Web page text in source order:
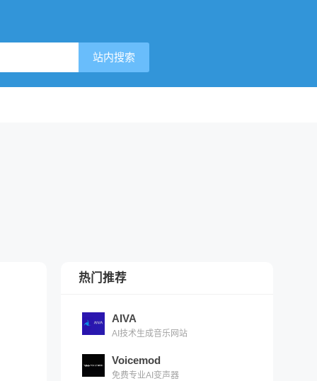
站内搜索
热门推荐
AIVA
AI技术生成音乐网站
Voicemod
免费专业AI变声器